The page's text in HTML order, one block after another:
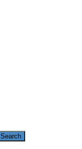
Search